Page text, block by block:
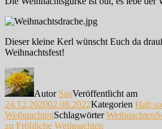
Dieser kleine Kerl wünscht Euch da
Weihnachtsfest!
Autor SusVeröffentlicht am
24.12.202002.08.2022Kategorien Halt so
WeihnachtenSchlagwörterWeihnachten
zu Fröhliche Weihnachten